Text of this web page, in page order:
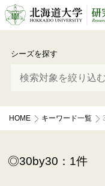
シーズを探す
HOME キーワード一覧
30by30：1件